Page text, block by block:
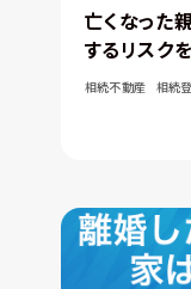
亡くなった
するリスク
相続不動産 相続